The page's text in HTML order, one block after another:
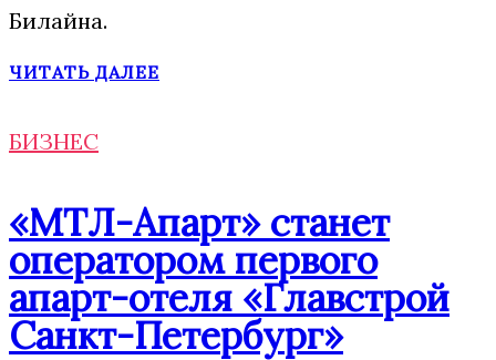
Билайна.
ЧИТАТЬ ДАЛЕЕ
БИЗНЕС
«МТЛ-Апарт» станет
оператором первого
апарт-отеля «Главстрой
Санкт-Петербург»